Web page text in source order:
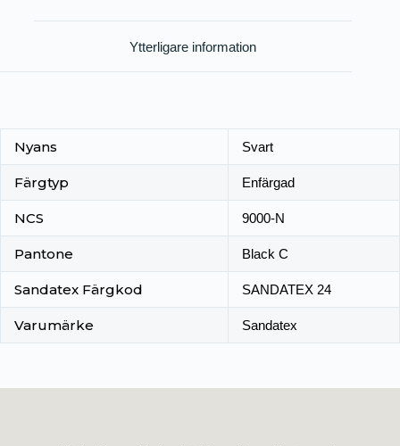
Ytterligare information
Nyans Svart
Färgtyp Enfärgad
NCS 9000-N
Pantone Black C
Sandatex Färgkod SANDATEX 24
Varumärke Sandatex